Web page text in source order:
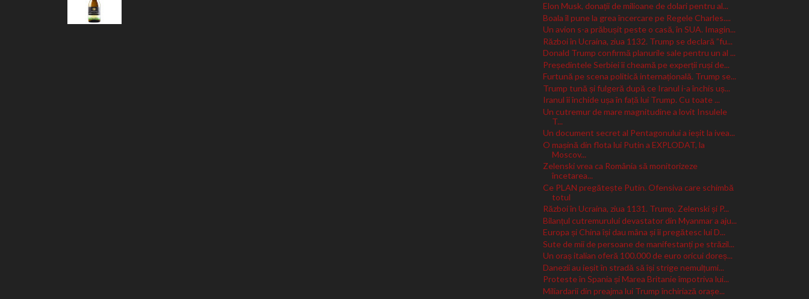
Elon Musk, donații de milioane de dolari pentru al...
Boala îl pune la grea încercare pe Regele Charles....
Un avion s-a prăbușit peste o casă, în SUA. Imagin...
Război în Ucraina, ziua 1132. Trump se declară ”fu...
Donald Trump confirmă planurile sale pentru un al ...
Președintele Serbiei îi cheamă pe experții ruși de...
Furtună pe scena politică internațională. Trump se...
Trump tună și fulgeră după ce Iranul i-a închis uș...
Iranul îi închide ușa în față lui Trump. Cu toate ...
Un cutremur de mare magnitudine a lovit Insulele
T...
Un document secret al Pentagonului a ieșit la ivea...
O mașină din flota lui Putin a EXPLODAT, la
Moscov...
Zelenski vrea ca România să monitorizeze
încetarea...
Ce PLAN pregătește Putin. Ofensiva care schimbă
totul
Război în Ucraina, ziua 1131. Trump, Zelenski și P...
Bilanțul cutremurului devastator din Myanmar a aju...
Europa și China își dau mâna și îi pregătesc lui D...
Sute de mii de persoane de manifestanți pe străzil...
Un oraș italian oferă 100.000 de euro oricui doreș...
Danezii au ieșit în stradă să își strige nemulțumi...
Proteste în Spania și Marea Britanie împotriva lui...
Miliardarii din preajma lui Trump închiriază orașe...